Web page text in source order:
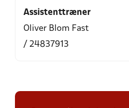
Assistenttræner
Oliver Blom Fast
/ 24837913